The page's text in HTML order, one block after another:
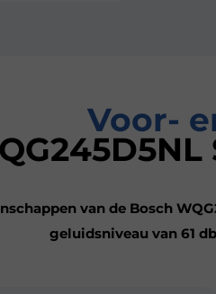
Voor-
van de Bosch
geluidsniveau van 61